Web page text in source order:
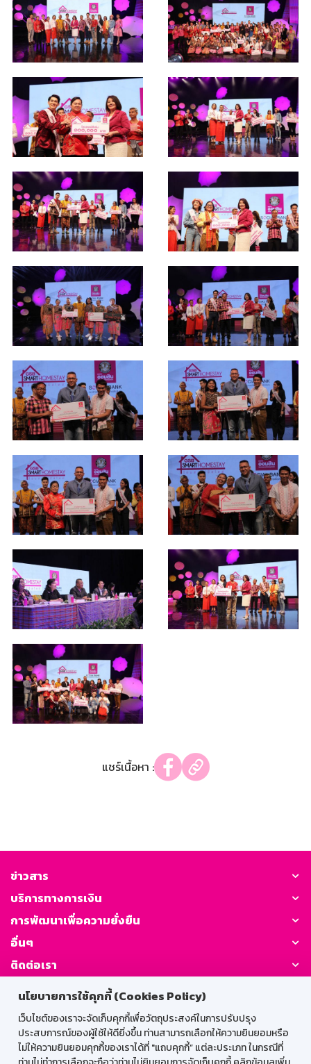
นโยบายการใช้คุกกี้ (Cookies Policy)
เว็บไซต์ของเราจะจัดเก็บคุกกี้เพื่อวัตถุประสงค์ในการปรับปรุง
ประสบการณ์ของผู้ใช้ให้ดียิ่งขึ้น ท่านสามารถเลือกให้ความยินยอมหรือ
ไม่ให้ความยินยอมคุกกี้ของเราได้ที่ "แถบคุกกี้” แต่ละประเภท ในกรณีที่
แชร์เนื้อหา :
ข่าวสาร
บริการทางการเงิน
การพัฒนาเพื่อความยั่งยืน
อื่นๆ
ติดต่อเรา
GSB Society:
สำหรับพนักงาน